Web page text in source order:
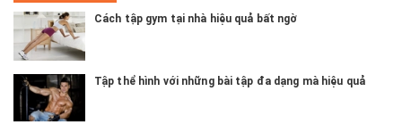
Cách tập gym tại nhà hiệu quả bất ngờ
Tập thể hình với những bài tập đa dạng mà hiệu quả